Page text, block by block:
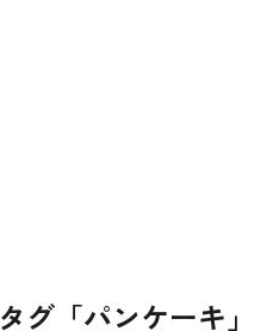
タグ「パンケーキ」